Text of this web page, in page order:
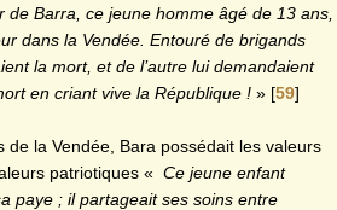
de Barra, ce jeune homme âgé de 13 ans,
dans la Vendée. Entouré de brigands
la mort, et de l’autre lui demandaient
en criant vive la République ! » [59]
de la Vendée, Bara possédait les valeurs
patriotiques « Ce jeune enfant
paye ; il partageait ses soins entre